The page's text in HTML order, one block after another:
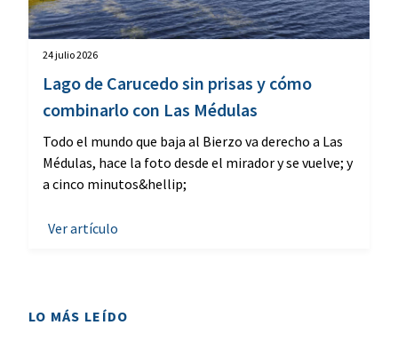
24 julio 2026
Lago de Carucedo sin prisas y cómo
combinarlo con Las Médulas
Todo el mundo que baja al Bierzo va derecho a Las
Médulas, hace la foto desde el mirador y se vuelve; y
a cinco minutos&hellip;
Ver artículo
LO MÁS LEÍDO